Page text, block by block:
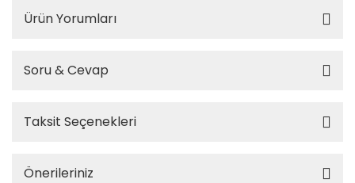
Ürün Yorumları
Soru & Cevap
Taksit Seçenekleri
Önerileriniz